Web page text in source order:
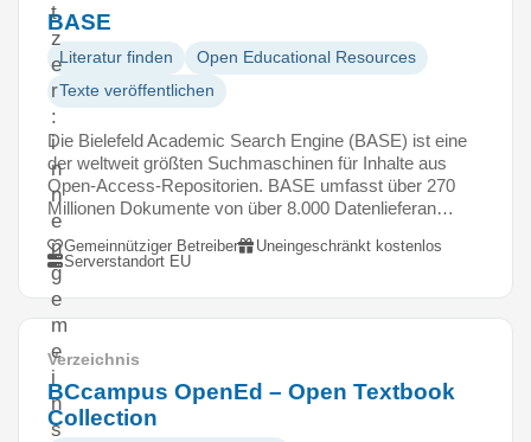
t
z
e
r
:
i
n
n
e
n
g
e
m
e
i
n
s
BASE
Literatur finden
Open Educational Resources
Texte veröffentlichen
Die Bielefeld Academic Search Engine (BASE) ist eine
der weltweit größten Suchmaschinen für Inhalte aus
Open-Access-Repositorien. BASE umfasst über 270
Millionen Dokumente von über 8.000 Datenlieferan…
Gemeinnütziger Betreiber
Uneingeschränkt kostenlos
Serverstandort EU
Verzeichnis
BCcampus OpenEd – Open Textbook
Collection